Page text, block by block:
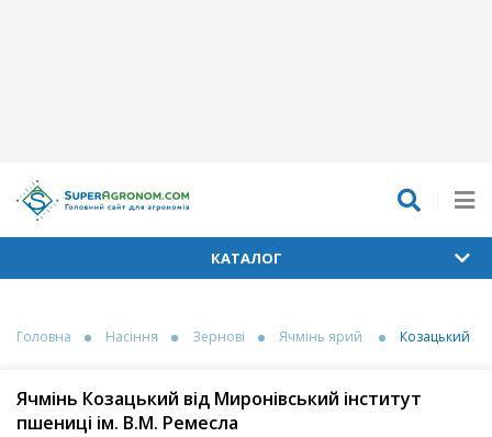
КАТАЛОГ
Головна Насіння Зернові Ячмінь ярий Козацький
Ячмінь Козацький від Миронівський інститут
пшениці ім. В.М. Ремесла